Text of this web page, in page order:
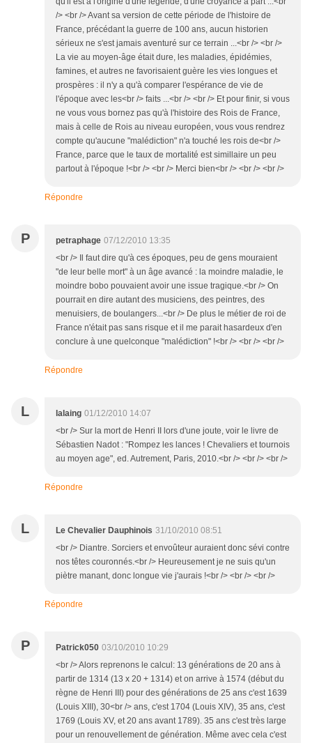
/> <br /> Avant sa version de cette période de l'histoire de
France, précédant la guerre de 100 ans, aucun historien
sérieux ne s'est jamais aventuré sur ce terrain ...<br /> <br />
La vie au moyen-âge était dure, les maladies, épidémies,
famines, et autres ne favorisaient guère les vies longues et
prospères : il n'y a qu'à comparer l'espérance de vie de
l'époque avec les<br /> faits ...<br /> <br /> Et pour finir, si vous
ne vous vous bornez pas qu'à l'histoire des Rois de France,
mais à celle de Rois au niveau européen, vous vous rendrez
compte qu'aucune "malédiction" n'a touché les rois de<br />
France, parce que le taux de mortalité est simillaire un peu
partout à l'époque !<br /> <br /> Merci bien<br /> <br /> <br />
Répondre
P petraphage 07/12/2010 13:35
<br /> Il faut dire qu'à ces époques, peu de gens mouraient
"de leur belle mort" à un âge avancé : la moindre maladie, le
moindre bobo pouvaient avoir une issue tragique.<br /> On
pourrait en dire autant des musiciens, des peintres, des
menuisiers, de boulangers...<br /> De plus le métier de roi de
France n'était pas sans risque et il me parait hasardeux d'en
conclure à une quelconque "malédiction" !<br /> <br /> <br />
Répondre
L lalaing 01/12/2010 14:07
<br /> Sur la mort de Henri II lors d'une joute, voir le livre de
Sébastien Nadot : "Rompez les lances ! Chevaliers et tournois
au moyen age", ed. Autrement, Paris, 2010.<br /> <br /> <br />
Répondre
L Le Chevalier Dauphinois 31/10/2010 08:51
<br /> Diantre. Sorciers et envoûteur auraient donc sévi contre
nos têtes couronnés.<br /> Heureusement je ne suis qu'un
piètre manant, donc longue vie j'aurais !<br /> <br /> <br />
Répondre
P Patrick050 03/10/2010 10:29
<br /> Alors reprenons le calcul: 13 générations de 20 ans à
partir de 1314 (13 x 20 + 1314) et on arrive à 1574 (début du
règne de Henri III) pour des générations de 25 ans c'est 1639
(Louis XIII), 30<br /> ans, c'est 1704 (Louis XIV), 35 ans, c'est
1769 (Louis XV, et 20 ans avant 1789). 35 ans c'est très large
pour un renouvellement de génération. Même avec cela c'est